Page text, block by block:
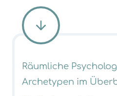
Räumliche
Archetypen im